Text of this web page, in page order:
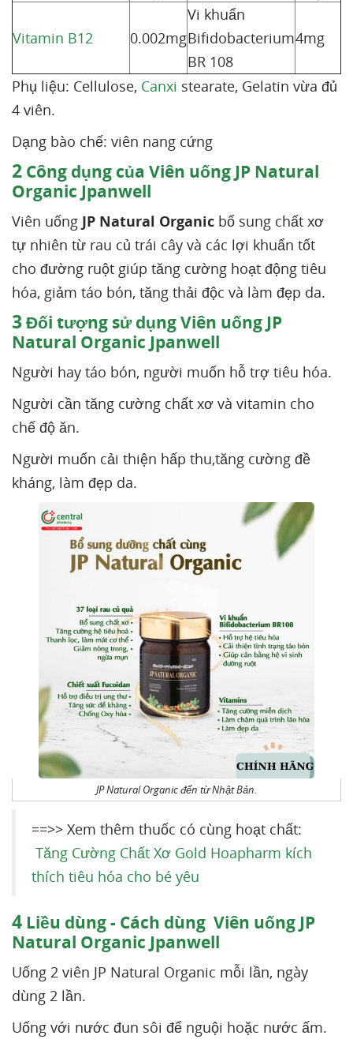
Vitamin B12 0.002mg
Vi khuẩn
Bifidobacterium
BR 108
4mg
Phụ liệu: Cellulose, Canxi stearate, Gelatin vừa đủ
4 viên.
Dạng bào chế: viên nang cứng
2 Công dụng của Viên uống JP Natural
Organic Jpanwell
Viên uống JP Natural Organic bổ sung chất xơ
tự nhiên từ rau củ trái cây và các lợi khuẩn tốt
cho đường ruột giúp tăng cường hoạt động tiêu
hóa, giảm táo bón, tăng thải độc và làm đẹp da.
3Đối tượng sử dụng Viên uống JP
Natural Organic Jpanwell
Người hay táo bón, người muốn hỗ trợ tiêu hóa.
Người cần tăng cường chất xơ và vitamin cho
chế độ ăn.
Người muốn cải thiện hấp thu,tăng cường đề
kháng, làm đẹp da.
JP Natural Organic đến từ Nhật Bản.
==>> Xem thêm thuốc có cùng hoạt chất:
Tăng Cường Chất Xơ Gold Hoapharm kích
thích tiêu hóa cho bé yêu
4 Liều dùng - Cách dùng Viên uống JP
Natural Organic Jpanwell
Uống 2 viên JP Natural Organic mỗi lần, ngày
dùng 2 lần.
Uống với nước đun sôi để nguội hoặc nước ấm.